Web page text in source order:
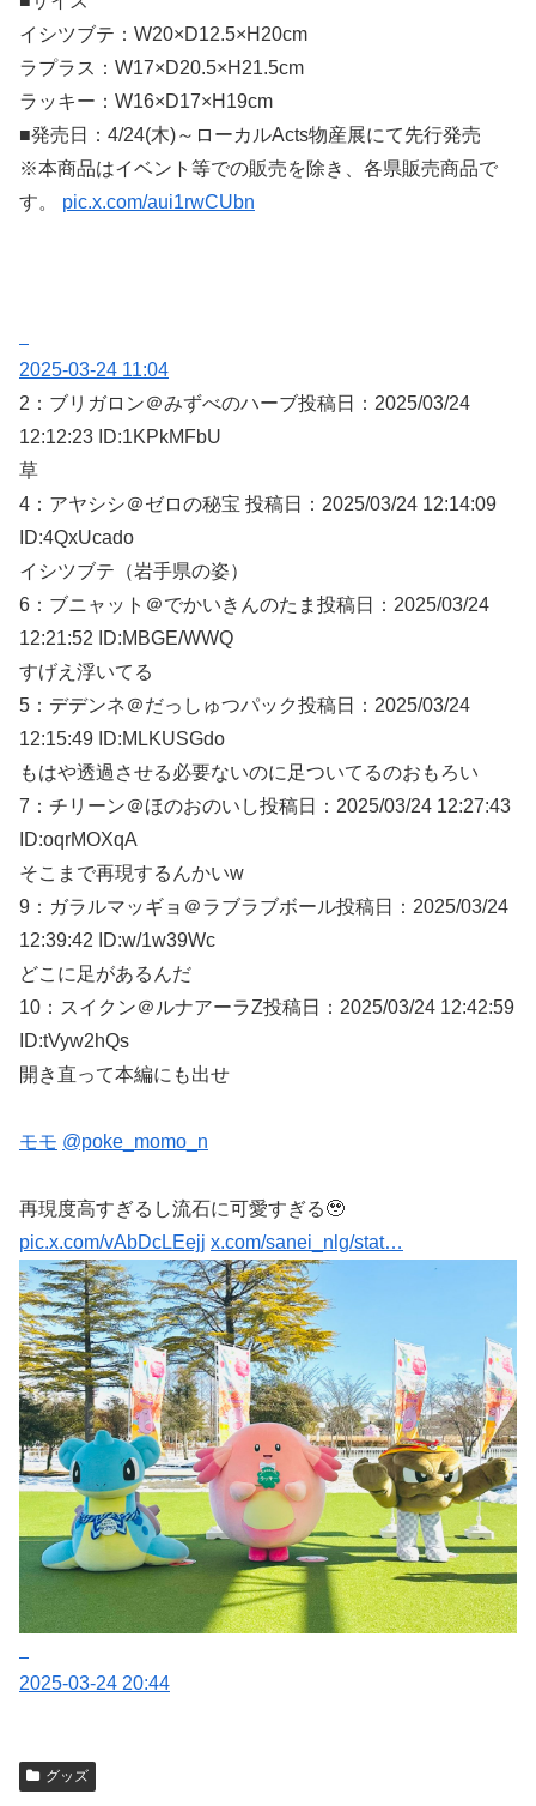
イシツブテ：W20×D12.5×H20cm
ラプラス：W17×D20.5×H21.5cm
ラッキー：W16×D17×H19cm
■発売日：4/24(木)～ローカルActs物産展にて先行発売
※本商品はイベント等での販売を除き、各県販売商品で
す。 pic.x.com/aui1rwCUbn
2025-03-24 11:04
2： ブリガロン＠みずべのハーブ投稿日：2025/03/24
12:12:23 ID:1KPkMFbU
草
4： アヤシシ＠ゼロの秘宝 投稿日：2025/03/24 12:14:09
ID:4QxUcado
イシツブテ（岩手県の姿）
6： ブニャット＠でかいきんのたま 投稿日：2025/03/24
12:21:52 ID:MBGE/WWQ
すげえ浮いてる
5： デデンネ＠だっしゅつパック投稿日：2025/03/24
12:15:49 ID:MLKUSGdo
もはや透過させる必要ないのに足ついてるのおもろい
7： チリーン＠ほのおのいし投稿日：2025/03/24 12:27:43
ID:oqrMOXqA
そこまで再現するんかいw
9： ガラルマッギョ＠ラブラブボール投稿日：2025/03/24
12:39:42 ID:w/1w39Wc
どこに足があるんだ
10： スイクン＠ルナアーラZ投稿日：2025/03/24 12:42:59
ID:tVyw2hQs
開き直って本編にも出せ
モモ @poke_momo_n
再現度高すぎるし流石に可愛すぎる🥹
pic.x.com/vAbDcLEejj x.com/sanei_nlg/stat…
2025-03-24 20:44
グッズ